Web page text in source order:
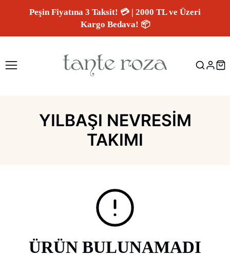
Peşin Fiyatına 3 Taksit! 💳 | 2000 TL ve Üzeri
Kargo Bedava! 📦
YILBAŞI NEVRESIM
TAKIMI
ÜRÜN BULUNAMADI